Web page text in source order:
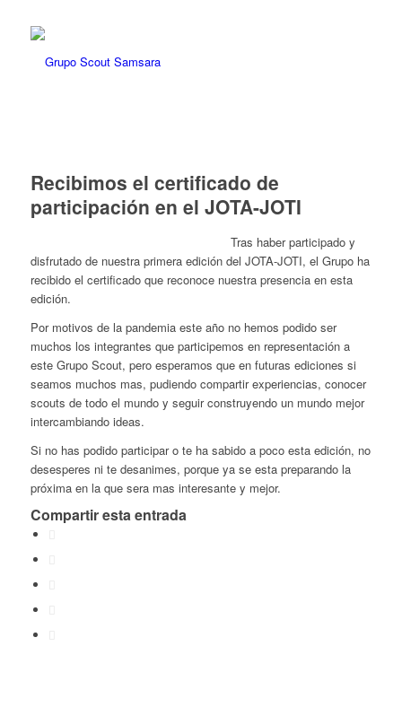
Recibimos el certificado de
participación en el JOTA-JOTI
Tras haber participado y
disfrutado de nuestra primera edición del JOTA-JOTI, el Grupo ha
recibido el certificado que reconoce nuestra presencia en esta
edición.
Por motivos de la pandemia este año no hemos podido ser
muchos los integrantes que participemos en representación a
este Grupo Scout, pero esperamos que en futuras ediciones si
seamos muchos mas, pudiendo compartir experiencias, conocer
scouts de todo el mundo y seguir construyendo un mundo mejor
intercambiando ideas.
Si no has podido participar o te ha sabido a poco esta edición, no
desesperes ni te desanimes, porque ya se esta preparando la
próxima en la que sera mas interesante y mejor.
Compartir esta entrada